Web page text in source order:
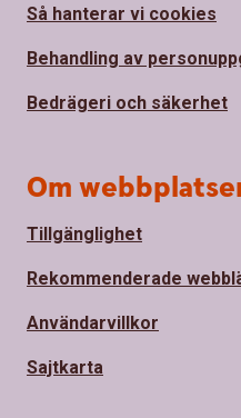
Så hanterar vi cookies
Behandling av
Bedrägeri och säkerhet
Om
Tillgänglighet
Rekommenderade
Användarvillkor
Sajtkarta